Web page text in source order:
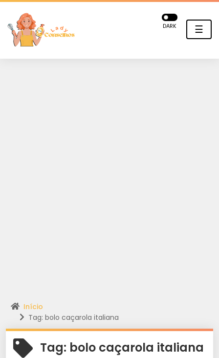
☰
DARK
Início
Tag: bolo caçarola italiana
Tag: bolo caçarola italiana